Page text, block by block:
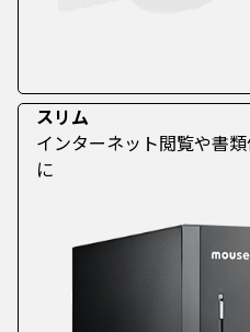
スリム
インターネット閲覧や書
に